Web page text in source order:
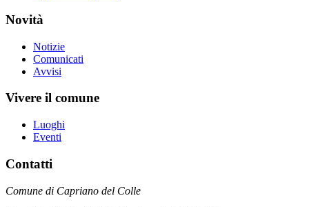
Novità
Notizie
Comunicati
Avvisi
Vivere il comune
Luoghi
Eventi
Contatti
Comune di Capriano del Colle